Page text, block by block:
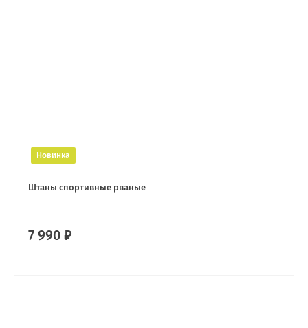
Новинка
Штаны спортивные рваные
7 990 ₽